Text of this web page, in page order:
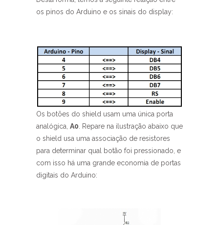
os pinos do Arduino e os sinais do display:
Os botões do shield usam uma única porta
analógica, A0 . Repare na ilustração abaixo que
o shield usa uma associação de resistores
para determinar qual botão foi pressionado, e
com isso há uma grande economia de portas
digitais do Arduino: